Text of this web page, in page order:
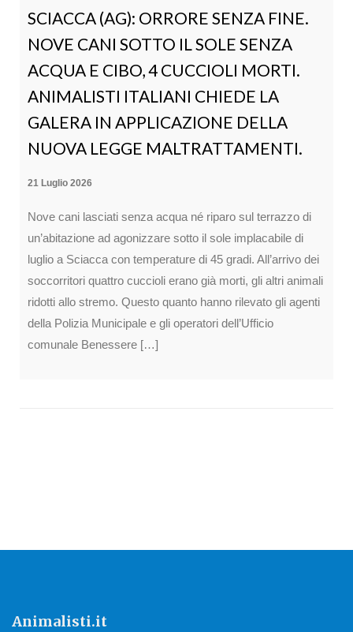
SCIACCA (AG): ORRORE SENZA FINE.
NOVE CANI SOTTO IL SOLE SENZA
ACQUA E CIBO, 4 CUCCIOLI MORTI.
ANIMALISTI ITALIANI CHIEDE LA
GALERA IN APPLICAZIONE DELLA
NUOVA LEGGE MALTRATTAMENTI.
21 Luglio 2026
Nove cani lasciati senza acqua né riparo sul terrazzo di
un’abitazione ad agonizzare sotto il sole implacabile di
luglio a Sciacca con temperature di 45 gradi. All’arrivo dei
soccorritori quattro cuccioli erano già morti, gli altri animali
ridotti allo stremo. Questo quanto hanno rilevato gli agenti
della Polizia Municipale e gli operatori dell’Ufficio
comunale Benessere […]
Animalisti.it